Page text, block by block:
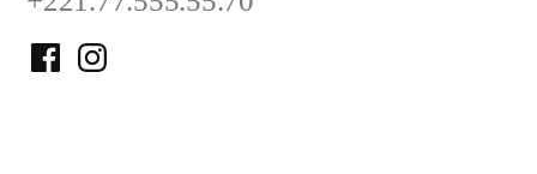
FacebookInstagram